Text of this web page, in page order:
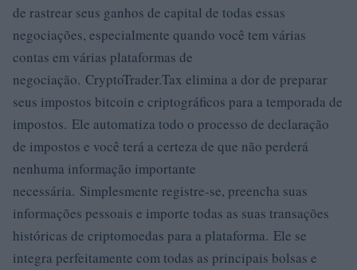
de rastrear seus ganhos de capital de todas essas
negociações, especialmente quando você tem várias
contas em várias plataformas de
negociação. CryptoTrader.Tax elimina a dor de preparar
seus impostos bitcoin e criptográficos para a temporada de
impostos. Ele automatiza todo o processo de declaração
de impostos e você terá a certeza de que não perderá
nenhuma informação importante
necessária. Simplesmente registre-se, preencha suas
informações pessoais e importe todas as suas transações
históricas de criptomoedas para a plataforma. Ele se
integra perfeitamente com todas as principais bolsas e